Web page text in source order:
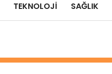
TEKNOLOJI SAĞLIK